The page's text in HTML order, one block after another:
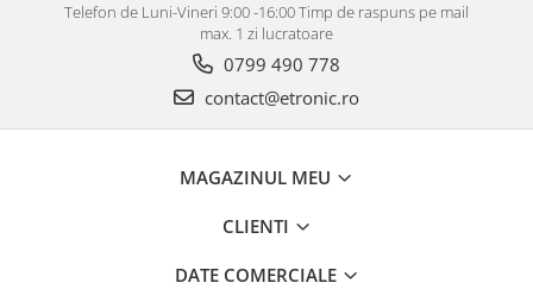
Telefon de Luni-Vineri 9:00 -16:00 Timp de raspuns pe mail
max. 1 zi lucratoare
0799 490 778
contact@etronic.ro
MAGAZINUL MEU
CLIENTI
DATE COMERCIALE